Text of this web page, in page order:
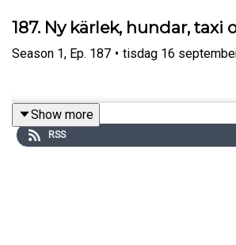
187. Ny kärlek, hundar, taxi
Season 1, Ep. 187 • tisdag 16
Show more
RSS